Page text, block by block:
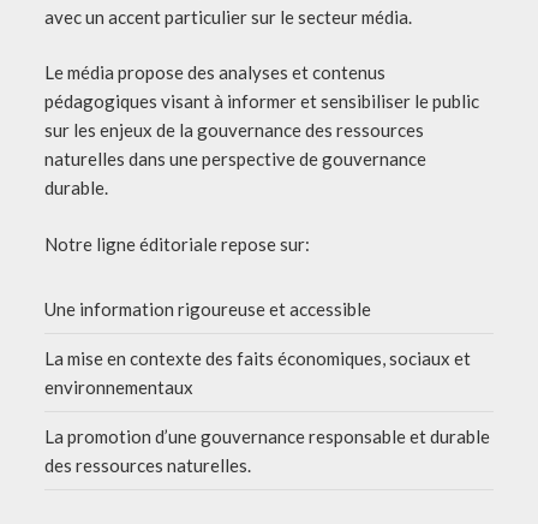
avec un accent particulier sur le secteur média.
Le média propose des analyses et contenus
pédagogiques visant à informer et sensibiliser le public
sur les enjeux de la gouvernance des ressources
naturelles dans une perspective de gouvernance
durable.
Notre ligne éditoriale repose sur:
Une information rigoureuse et accessible
La mise en contexte des faits économiques, sociaux et
environnementaux
La promotion d’une gouvernance responsable et durable
des ressources naturelles.